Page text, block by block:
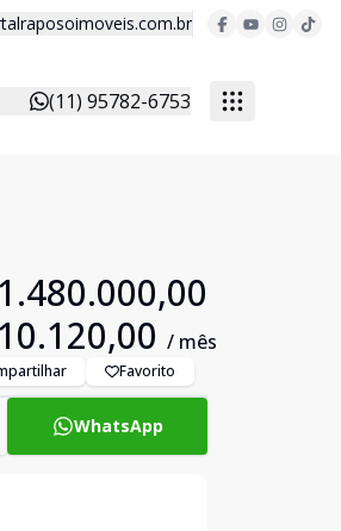
(11) 95782-6753
/ mês
Favorito
WhatsApp